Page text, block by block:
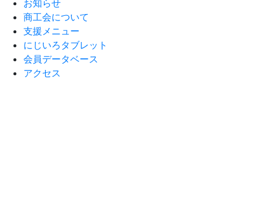
お知らせ
商工会について
支援メニュー
にじいろタブレット
会員データベース
アクセス